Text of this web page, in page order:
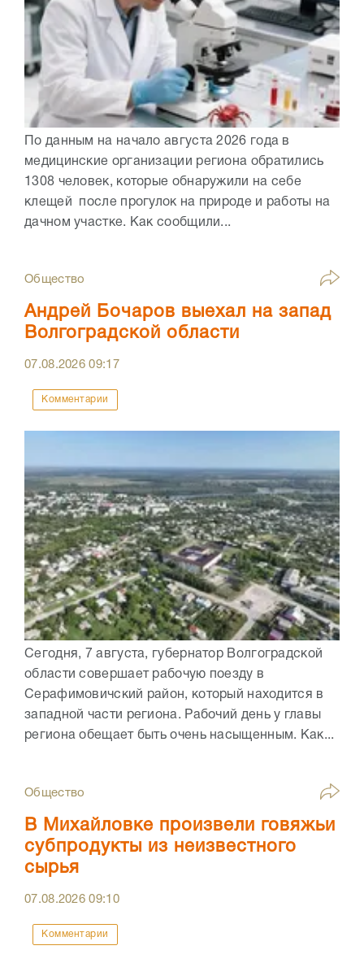
По данным на начало августа 2026 года в
медицинские организации региона обратились
1308 человек, которые обнаружили на себе
клещей после прогулок на природе и работы на
дачном участке. Как сообщили...
Общество
Андрей Бочаров выехал на запад
Волгоградской области
07.08.202609:17
Комментарии
Сегодня, 7 августа, губернатор Волгоградской
области совершает рабочую поезду в
Серафимовичский район, который находится в
западной части региона. Рабочий день у главы
региона обещает быть очень насыщенным. Как...
Общество
В Михайловке произвели говяжьи
субпродукты из неизвестного
сырья
07.08.202609:10
Комментарии